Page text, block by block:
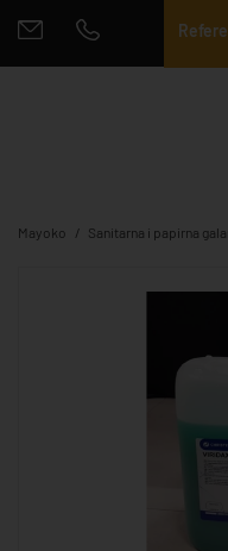
Mayoko Sanitarna i papirna